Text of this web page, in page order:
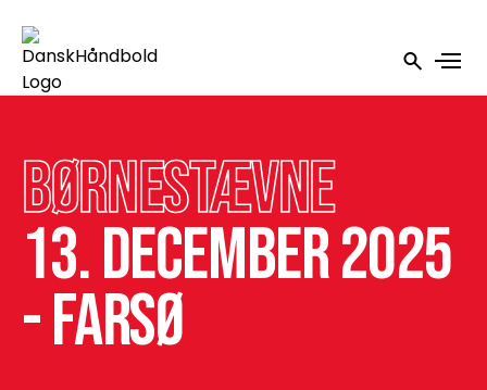
Børnestævne
13. december 2025
- Farsø